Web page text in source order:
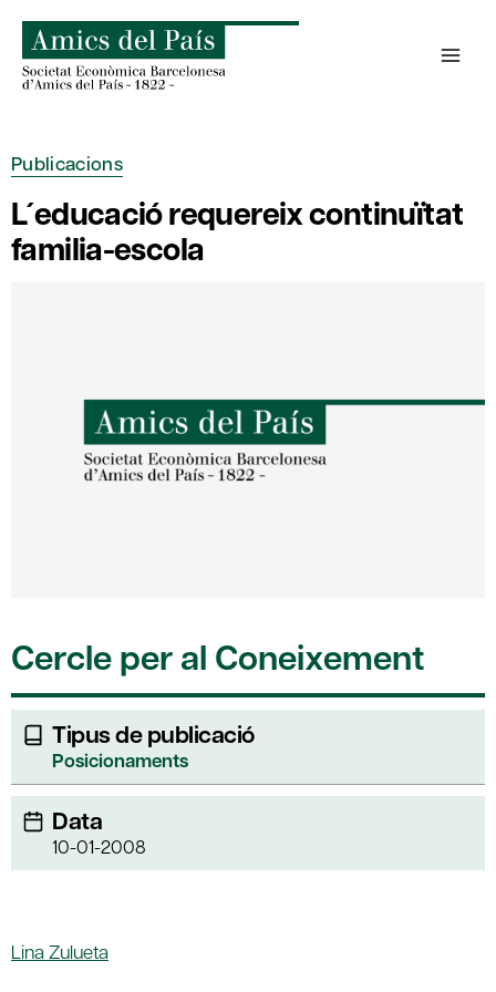
content
Publicacions
L´educació requereix continuïtat
familia-escola
Cercle per al Coneixement
Tipus de publicació
Posicionaments
Data
10-01-2008
Lina Zulueta